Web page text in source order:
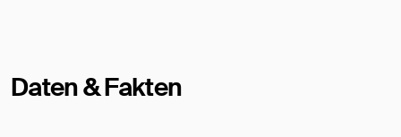
Daten & Fakten